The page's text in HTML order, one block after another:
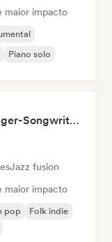
maior impacto
Piano solo
Cozy Coffeehouse ☕ Singer-Songwriter, Indie Folk & Acoustic
Jazz fusion
maior impacto
pop
Folk indie